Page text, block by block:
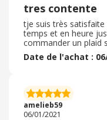
tres contente
tje suis très
temps et en heure
commander un plaid
étais parfait mon
livraison la personne
au moment de ma
correct je n ai pas
commande merci
Date de l'achat :
amelieb59
06/01/2021